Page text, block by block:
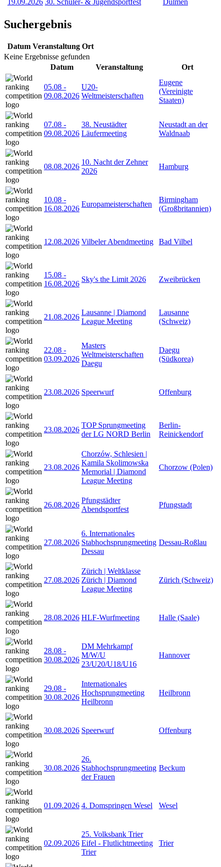
Suchergebnis
Datum Veranstaltung Ort
Keine Ergebnisse gefunden
Datum
Veranstaltung Ort
05.08 -
09.08.2026
U20-
Weltmeisterschaften
Eugene
(Vereinigte
Staaten)
07.08 -
09.08.2026
38. Neustädter
Läufermeeting
Neustadt an der
Waldnaab
08.08.2026
10. Nacht der Zehner
2026
Hamburg
10.08 -
16.08.2026
Europameisterschaften
Birmingham
(Großbritannien)
12.08.2026 Vilbeler Abendmeeting Bad Vilbel
15.08 -
16.08.2026
Sky's the Limit 2026 Zweibrücken
21.08.2026
Lausanne | Diamond
League Meeting
Lausanne
(Schweiz)
22.08 -
03.09.2026
Masters
Weltmeisterschaften
Daegu
Daegu
(Südkorea)
23.08.2026 Speerwurf Offenburg
23.08.2026
TOP Sprungmeeting
der LG NORD Berlin
Berlin-
Reinickendorf
23.08.2026
Chorzów, Schlesien |
Kamila Skolimowska
Memorial | Diamond
League Meeting
Chorzow (Polen)
26.08.2026
Pfungstädter
Abendsportfest
Pfungstadt
27.08.2026
6. Internationales
Stabhochsprungmeeting
Dessau
Dessau-Roßlau
27.08.2026
Zürich | Weltklasse
Zürich | Diamond
League Meeting
Zürich (Schweiz)
28.08.2026 HLF-Wurfmeeting Halle (Saale)
28.08 -
30.08.2026
DM Mehrkampf
M/W/U
23/U20/U18/U16
Hannover
29.08 -
30.08.2026
Internationales
Hochsprungmeeting
Heilbronn
Heilbronn
30.08.2026 Speerwurf Offenburg
30.08.2026
26.
Stabhochsprungmeeting
der Frauen
Beckum
01.09.2026 4. Domspringen Wesel Wesel
02.09.2026
25. Volksbank Trier
Eifel - Flutlichtmeeting
Trier
Trier